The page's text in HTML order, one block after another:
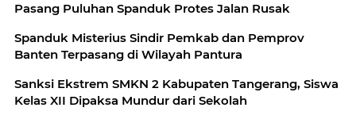
Pasang Puluhan Spanduk Protes Jalan Rusak
Spanduk Misterius Sindir Pemkab dan Pemprov
Banten Terpasang di Wilayah Pantura
Sanksi Ekstrem SMKN 2 Kabupaten Tangerang, Siswa
Kelas XII Dipaksa Mundur dari Sekolah